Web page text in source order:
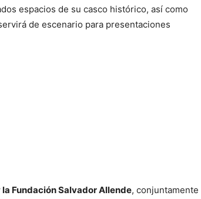
espacios de su casco histórico, así como
de escenario para presentaciones
Fundación Salvador Allende, conjuntamente